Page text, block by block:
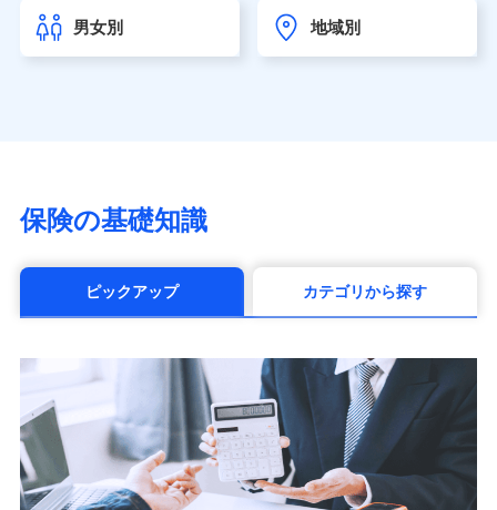
東京海上日動あんしん生命保険株式会社
（https://www.tmn-anshin.co.jp/）
マニュライフ生命保険株式会社
（https://www.manulife.co.jp/）
（https://www.msa-life.co.jp/）
メットライフ生命株式会社(https://www.metlife.co.jp/)
■少額短期保険
株式会社アシロ少額短期保険 (https://kailash.co.jp/)
SBIいきいき少額短期保険会社 (https://www.i-
sedai.com/)
SBIペット少額短期保険株式会社 (https://www.sbipet-
男女別 地域別
保険の基礎知識
ピックアップ カテゴリから探す